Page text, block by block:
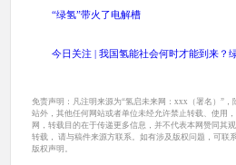
“绿氢”带火了电解槽
今日关注 | 我国氢能社会何时才能到来？
免责声明：凡注明来源为“氢启未来网：xxx（署名）”，
站外，其他任何网站或者单位未经允许禁止转载、使用
网，转载目的在于传递更多信息，并不代表本网赞同其
转载， 请与稿件来源方联系。如有涉及版权问题，可联
版权声明。